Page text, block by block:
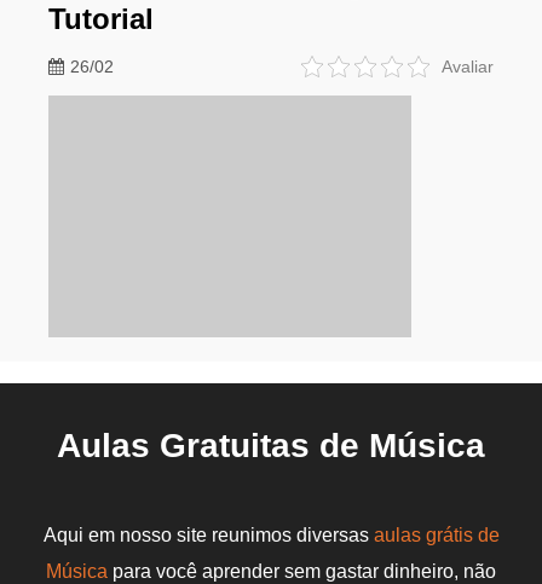
Tutorial
26/02 Avaliar
Aulas Gratuitas de Música
Aqui em nosso site reunimos diversas aulas grátis de
Música para você aprender sem gastar dinheiro, não